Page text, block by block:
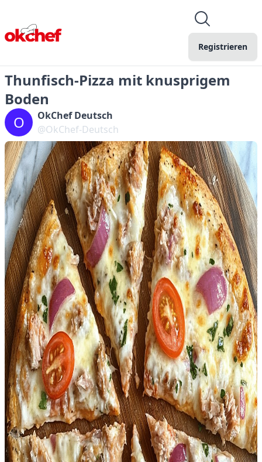
Registrieren
Thunfisch-Pizza mit knusprigem
Boden
O
OkChef Deutsch
@OkChef-Deutsch